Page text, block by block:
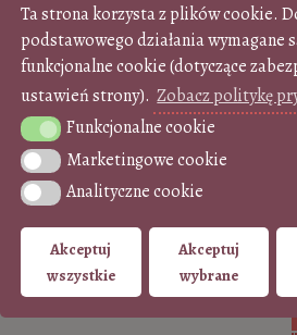
Ta strona korzysta z plików cookie.
podstawowego działania wymagane
funkcjonalne cookie (dotyczące
ustawień strony). Zobacz politykę
Funkcjonalne cookie
Funkcjonalne cookie
Marketingowe cookie
Marketingowe cookie
Analityczne cookie
Analityczne cookie
Akceptuj
wszystkie
Akceptuj
wybrane